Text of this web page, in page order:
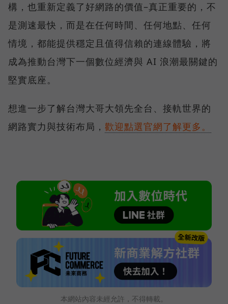
構，也重新定義了好網路的價值–真正重要的，不
是測速最快，而是在任何時間、任何地點、任何
情境，都能提供穩定且值得信賴的連線體驗，將
成為推動台灣下一個數位經濟與 AI 浪潮最關鍵的
堅實底座。
想進一步了解台灣大哥大領先全台、接軌世界的
網路實力與技術布局， 歡迎點選官網了解更多。
本網站內容未經允許，不得轉載。